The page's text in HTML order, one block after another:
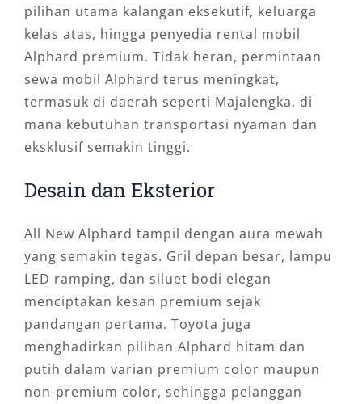
pilihan utama kalangan eksekutif, keluarga
kelas atas, hingga penyedia rental mobil
Alphard premium. Tidak heran, permintaan
sewa mobil Alphard terus meningkat,
termasuk di daerah seperti Majalengka, di
mana kebutuhan transportasi nyaman dan
eksklusif semakin tinggi.
Desain dan Eksterior
All New Alphard tampil dengan aura mewah
yang semakin tegas. Gril depan besar, lampu
LED ramping, dan siluet bodi elegan
menciptakan kesan premium sejak
pandangan pertama. Toyota juga
menghadirkan pilihan Alphard hitam dan
putih dalam varian premium color maupun
non-premium color, sehingga pelanggan